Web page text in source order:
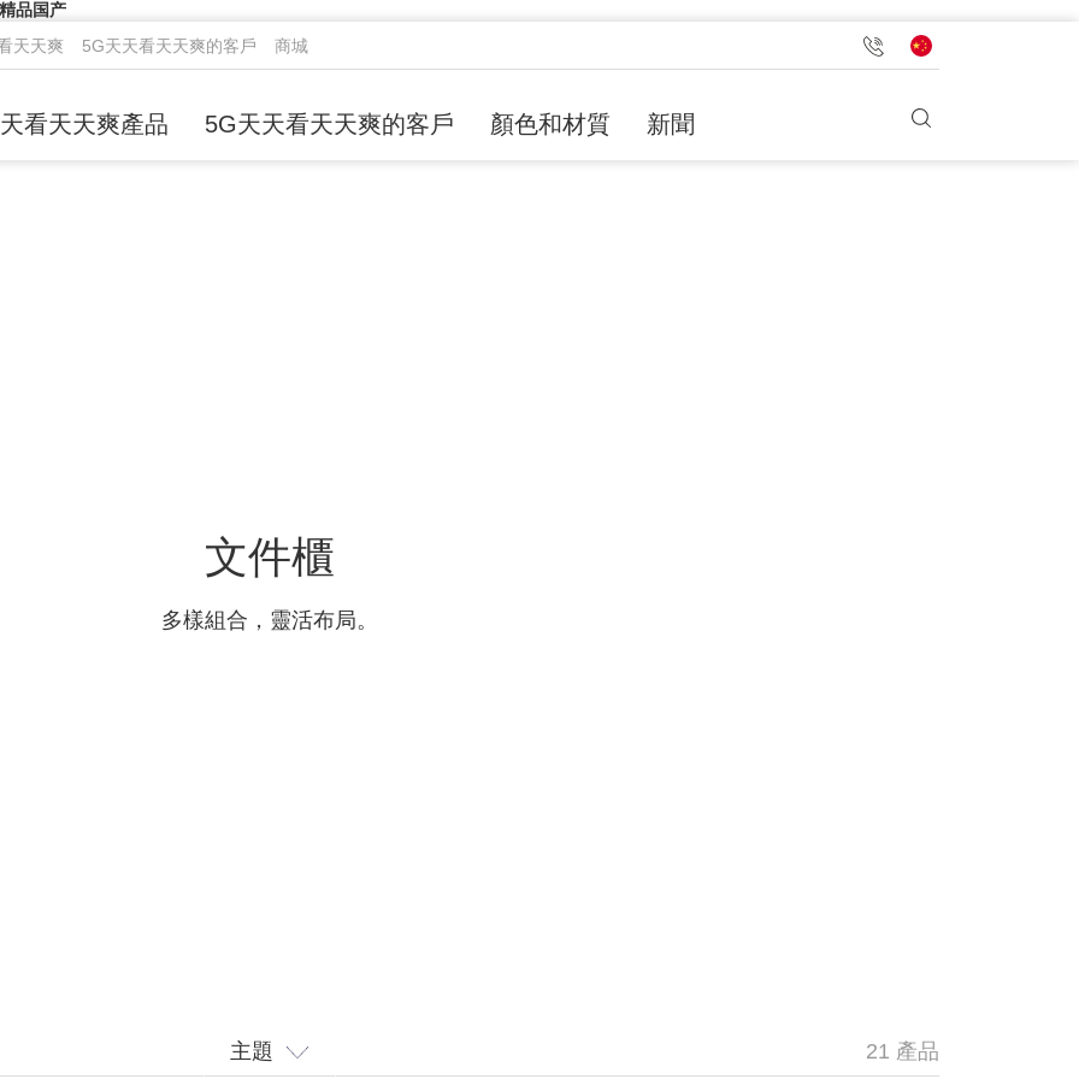
品国产
天天爽
5G天天看天天爽的客戶 商城
看天天爽產品 5G天天看天天爽的客戶 顏色和材質 新聞
文件櫃
多樣組合，靈活布局。
主題 21 產品